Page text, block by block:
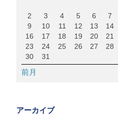
2
3 4 5 6 7
9
10 11 12 13 14
16
17 18 19 20 21
23
24 25 26 27 28
30
31
前月
アーカイブ